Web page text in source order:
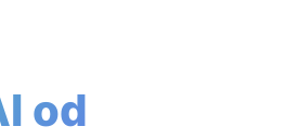
od